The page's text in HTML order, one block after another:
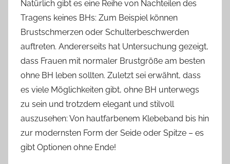
Natürlich gibt es eine Reihe von Nachteilen des
Tragens keines BHs: Zum Beispiel können
Brustschmerzen oder Schulterbeschwerden
auftreten. Andererseits hat Untersuchung gezeigt,
dass Frauen mit normaler Brustgröße am besten
ohne BH leben sollten. Zuletzt sei erwähnt, dass
es viele Möglichkeiten gibt, ohne BH unterwegs
zu sein und trotzdem elegant und stilvoll
auszusehen: Von hautfarbenem Klebeband bis hin
zur modernsten Form der Seide oder Spitze – es
gibt Optionen ohne Ende!